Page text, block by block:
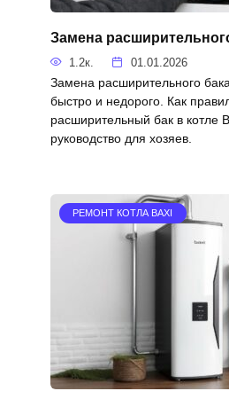
Замена
1.2к. 01.01.2026
Замена расширительного
быстро и недорого. Как
расширительный бак в котле
руководство для хозяев.
РЕМОНТ КОТЛА BAXI